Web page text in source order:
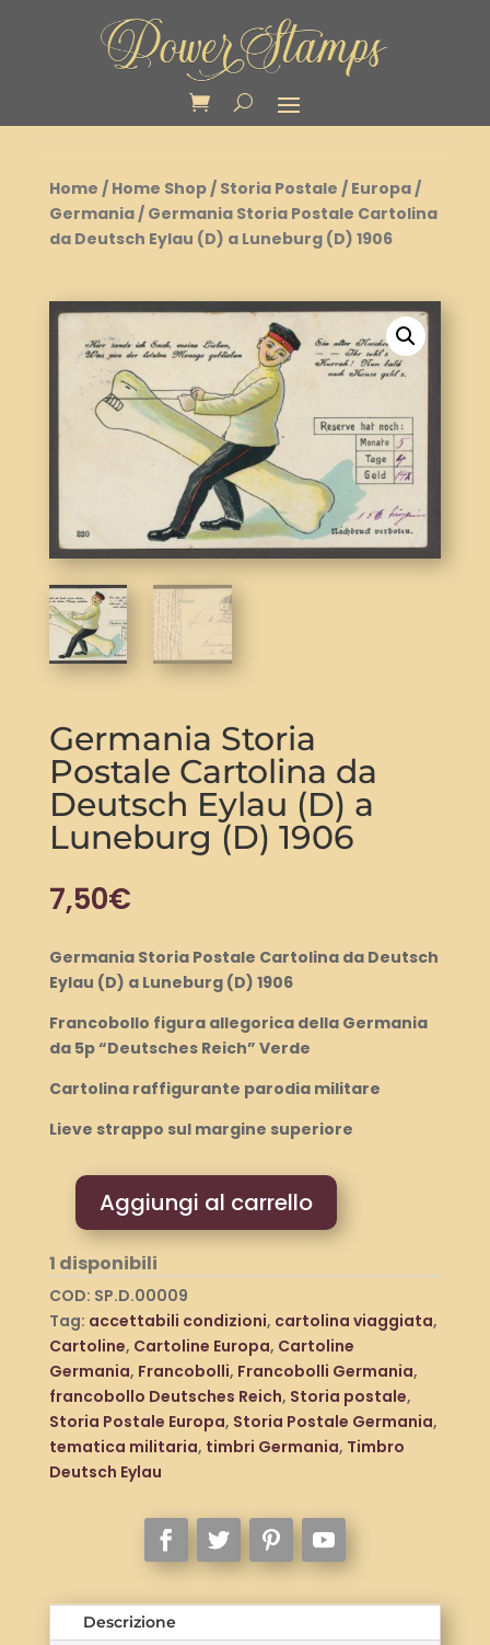
Home / Home Shop/ Storia Postale / Europa/
Germania/ Germania Storia Postale Cartolina
da Deutsch Eylau (D) a Luneburg (D) 1906
Germania Storia
Postale Cartolina da
Deutsch Eylau (D) a
Luneburg (D) 1906
7,50€
Germania Storia Postale Cartolina da Deutsch
Eylau (D) a Luneburg (D) 1906
Francobollo figura allegorica della Germania
da 5p “Deutsches Reich” Verde
Cartolina raffigurante parodia militare
Lieve strappo sul margine superiore
Germania
Storia
Postale
Cartolina
da
Deutsch
Eylau
(D)
a
Luneburg
(D)
Aggiungi al carrello
1 disponibili
COD: SP.D.00009
Tag: accettabili condizioni, cartolina viaggiata,
Cartoline, Cartoline Europa, Cartoline
Germania, Francobolli, Francobolli Germania,
francobollo Deutsches Reich, Storia postale,
Storia Postale Europa, Storia Postale Germania,
tematica militaria, timbri Germania, Timbro
Deutsch Eylau
Descrizione